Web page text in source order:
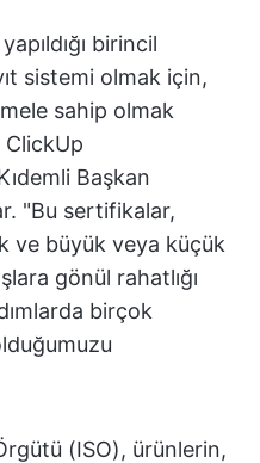
birincil
sistemi olmak için,
sahip olmak
Başkan
"Bu sertifikalar,
ve büyük veya küçük
gönül rahatlığı
birçok
(ISO), ürünlerin,